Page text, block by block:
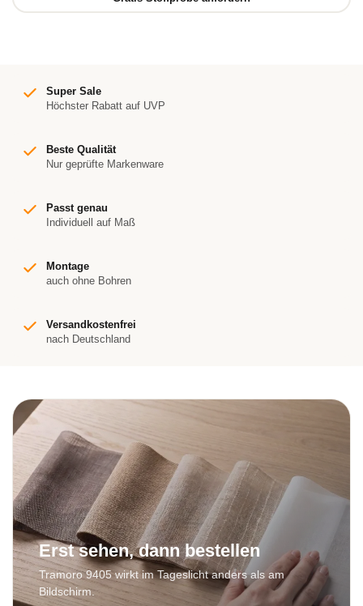
Super Sale
Höchster Rabatt auf UVP
Beste Qualität
Nur geprüfte Markenware
Passt genau
Individuell auf Maß
Montage
auch ohne Bohren
Versandkostenfrei
nach Deutschland
Erst sehen, dann bestellen
Tramoro 9405 wirkt im Tageslicht anders als am
Bildschirm.